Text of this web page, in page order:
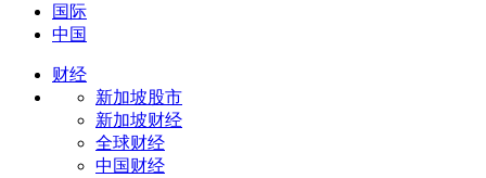
国际
中国
财经
新加坡股市
新加坡财经
全球财经
中国财经